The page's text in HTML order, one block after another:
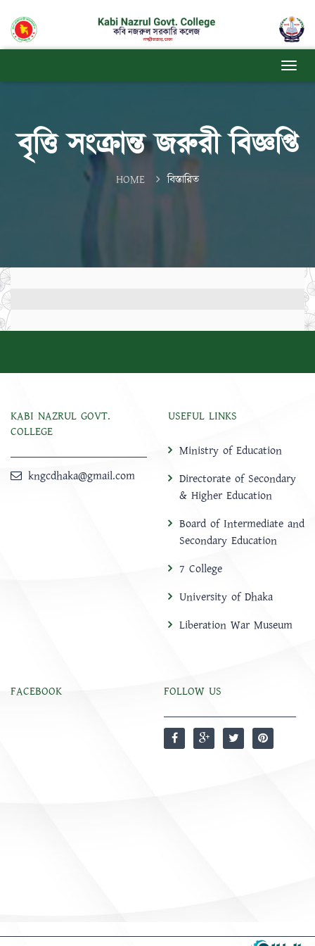
বৃত্তি সংক্রান্ত জরুরী বিজ্ঞপ্তি
HOME বিস্তারিত
KABI NAZRUL GOVT.
COLLEGE
kngcdhaka@gmail.com
USEFUL LINKS
Ministry of Education
Directorate of Secondary
& Higher Education
Board of Intermediate and
Secondary Education
7 College
University of Dhaka
Liberation War Museum
FACEBOOK FOLLOW US